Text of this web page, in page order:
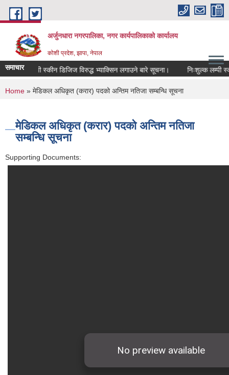
Skip to main content
अर्जुनधारा नगरपालिका, नगर कार्यपालिकाको कार्यालय
कोशी प्रदेश, झापा, नेपाल
समाचारलम्पी स्कीन डिजिज विरुद्ध भ्याक्सिन लगाउने बारे सूचना। निःशुल्क लम्पी
You are here
Home » मेडिकल अधिकृत (करार) पदको अन्तिम नतिजा सम्बन्धि सूचना
मेडिकल अधिकृत (करार) पदको अन्तिम नतिजा
सम्बन्धि सूचना
Supporting Documents: